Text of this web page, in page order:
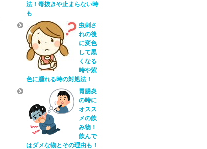
法！毒抜きや止まらない時
も
虫刺さ
れの後
に変色
して黒
くなる
時や紫
色に腫れる時の対処法！
胃腸炎
の時に
オスス
メの飲
み物！
飲んで
はダメな物とその理由も！